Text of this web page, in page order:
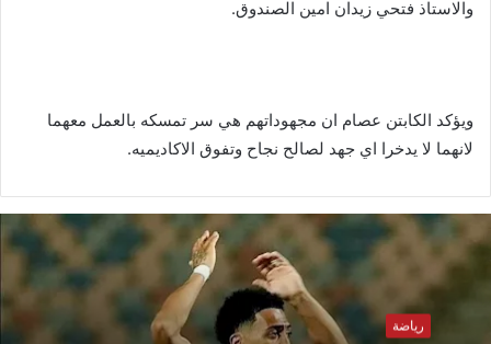
والاستاذ فتحي زيدان امين الصندوق.
ويؤكد الكابتن عصام ان مجهوداتهم هي سر تمسكه بالعمل معهما
لانهما لا يدخرا اي جهد لصالح نجاح وتفوق الاكاديميه.
رياضة